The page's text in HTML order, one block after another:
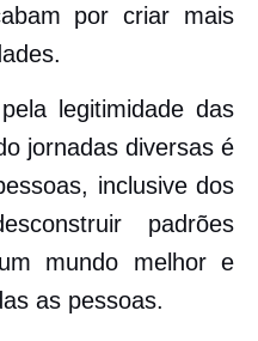
por criar mais
legitimidade das
jornadas diversas é
inclusive dos
padrões
mundo melhor e
as pessoas.